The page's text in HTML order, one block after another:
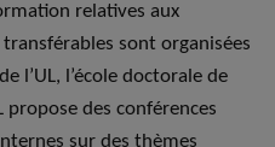
relatives aux
sont organisées
l’UL, l’école doctorale de
propose des conférences
sur des thèmes